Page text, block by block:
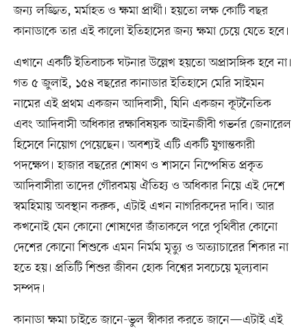
জন্য লজ্জিত, মর্মাহত ও ক্ষমা প্রার্থী। হয়তো লক্ষ কোটি বছর
কানাডাকে তার এই কালো ইতিহাসের জন্য ক্ষমা চেয়ে যেতে হবে।
এখানে একটি ইতিবাচক ঘটনার উল্লেখ হয়তো অপ্রাসঙ্গিক হবে না।
গত ৫ জুলাই, ১৫৪ বছরের কানাডার ইতিহাসে মেরি সাইমন
নামের এই প্রথম একজন আদিবাসী, যিনি একজন কূটনৈতিক
এবং আদিবাসী অধিকার রক্ষাবিষয়ক আইনজীবী গভর্নর জেনারেল
হিসেবে নিয়োগ পেয়েছেন। অবশ্যই এটি একটি যুগান্তকারী
পদক্ষেপ। হাজার বছরের শোষণ ও শাসনে নিষ্পেষিত প্রকৃত
আদিবাসীরা তাদের গৌরবময় ঐতিহ্য ও অধিকার নিয়ে এই দেশে
স্বমহিমায় অবস্থান করুক, এটাই এখন নাগরিকদের দাবি। আর
কখনোই যেন কোনো শোষণের জাঁতাকলে পরে পৃথিবীর কোনো
দেশের কোনো শিশুকে এমন নির্মম মৃত্যু ও অত্যাচারের শিকার না
হতে হয়। প্রতিটি শিশুর জীবন হোক বিশ্বের সবচেয়ে মূল্যবান
সম্পদ।
কানাডা ক্ষমা চাইতে জানে-ভুল স্বীকার করতে জানে—এটাই এই